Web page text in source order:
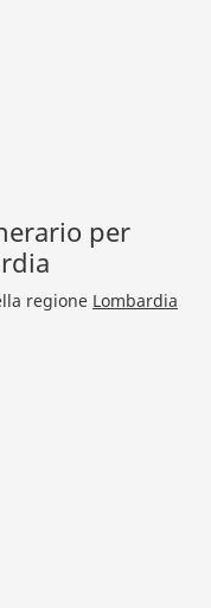
per
regione Lombardia